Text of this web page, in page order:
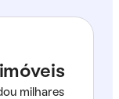
milhares